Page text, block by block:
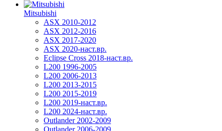
Mitsubishi
ASX 2010-2012
ASX 2012-2016
ASX 2017-2020
ASX 2020-наст.вр.
Eclipse Cross 2018-наст.вр.
L200 1996-2005
L200 2006-2013
L200 2013-2015
L200 2015-2019
L200 2019-наст.вр.
L200 2024-наст.вр.
Outlander 2002-2009
Outlander 2006-2009